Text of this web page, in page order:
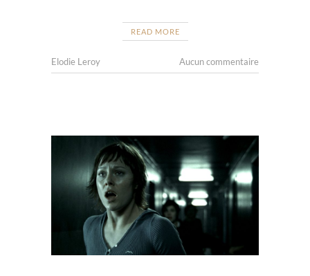
READ MORE
Elodie Leroy Aucun commentaire